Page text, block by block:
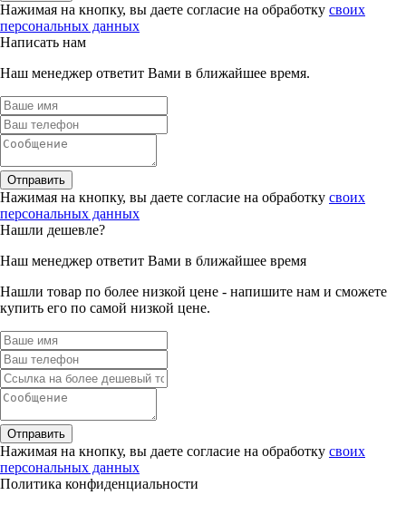
Нажимая на кнопку, вы даете согласие на обработку своих
персональных данных
Написать нам
Наш менеджер ответит Вами в ближайшее время.
Отправить
Нажимая на кнопку, вы даете согласие на обработку своих
персональных данных
Нашли дешевле?
Наш менеджер ответит Вами в ближайшее время
Нашли товар по более низкой цене - напишите нам и сможете
купить его по самой низкой цене.
Отправить
Нажимая на кнопку, вы даете согласие на обработку своих
персональных данных
Политика конфиденциальности